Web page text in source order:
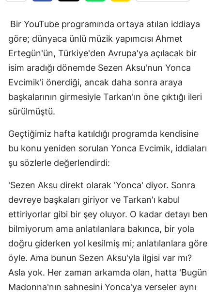
Bir YouTube programında ortaya atılan iddiaya
göre; dünyaca ünlü müzik yapımcısı Ahmet
Ertegün'ün, Türkiye'den Avrupa'ya açılacak bir
isim aradığı dönemde Sezen Aksu'nun Yonca
Evcimik'i önerdiği, ancak daha sonra araya
başkalarının girmesiyle Tarkan'ın öne çıktığı ileri
sürülmüştü.
Geçtiğimiz hafta katıldığı programda kendisine
bu konu yeniden sorulan Yonca Evcimik, iddiaları
şu sözlerle değerlendirdi:
'Sezen Aksu direkt olarak 'Yonca' diyor. Sonra
devreye başkaları giriyor ve Tarkan'ı kabul
ettiriyorlar gibi bir şey oluyor. O kadar detayı ben
bilmiyorum ama anlatılanlara bakınca, bir yola
doğru giderken yol kesilmiş mi; anlatılanlara göre
öyle. Ama bunun Sezen Aksu'yla ilgisi var mı?
Asla yok. Her zaman arkamda olan, hatta 'Bugün
Madonna'nın sahnesini Yonca'ya verseler aynı